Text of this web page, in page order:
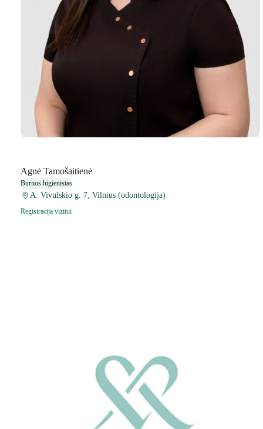
Agnė Tamošaitienė
Burnos higienistas
A. Vivulskio g. 7, Vilnius (odontologija)
Registracija vizitui